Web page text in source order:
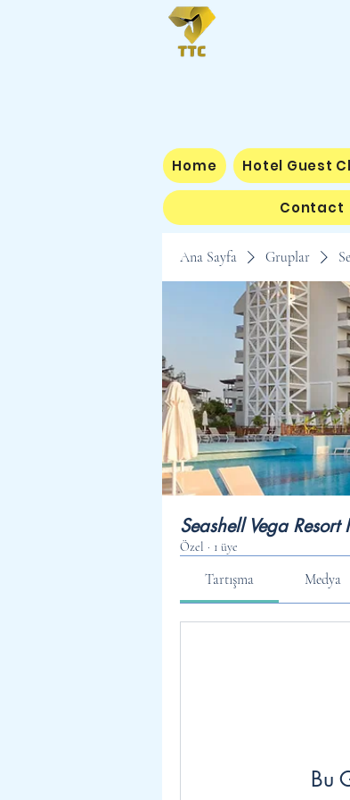
Home Hotel Guest
Contact
Ana Sayfa Gruplar
Seashell Vega
Özel · 1 üye
Tartışma Medya
Bu